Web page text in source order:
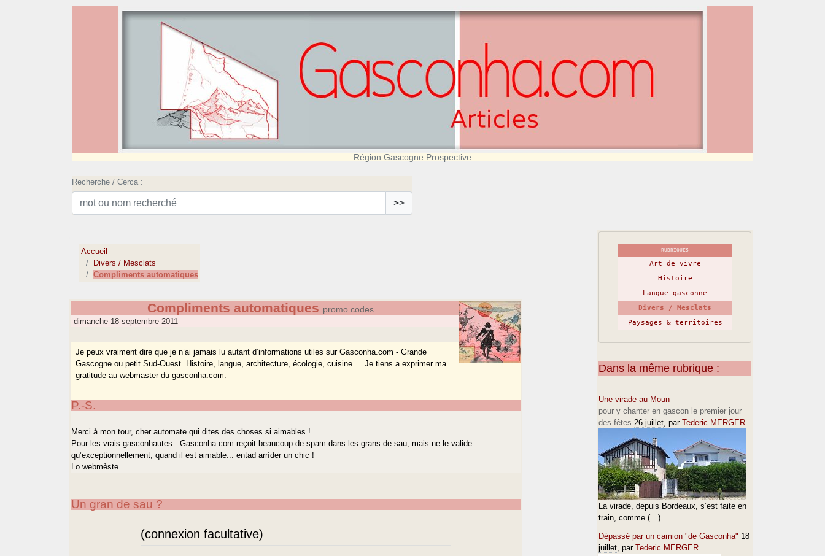
Région Gascogne Prospective
Recherche / Cerca :
>>
Accueil
Divers / Mesclats
Compliments automatiques
Compliments automatiques promo codes
dimanche 18 septembre 2011
Je peux vraiment dire que je n’ai jamais lu autant d’informations utiles sur Gasconha.com - Grande
Gascogne ou petit Sud-Ouest. Histoire, langue, architecture, écologie, cuisine.... Je tiens a exprimer ma
gratitude au webmaster du gasconha.com.
P.-S.
Merci à mon tour, cher automate qui dites des choses si aimables !
Pour les vrais gasconhautes : Gasconha.com reçoit beaucoup de spam dans les grans de sau, mais ne le valide
qu’exceptionnellement, quand il est aimable... entad arríder un chic !
Lo webmèste.
Un gran de sau ?
(connexion facultative)
RUBRIQUES
Art de vivre
Histoire
Langue gasconne
Divers / Mesclats
Paysages & territoires
Dans la même rubrique :
Une virade au Moun
pour y chanter en gascon le premier jour
des fêtes 26 juillet, par Tederic MERGER
La virade, depuis Bordeaux, s’est faite en
train, comme (…)
Dépassé par un camion "de Gasconha" 18
juillet, par Tederic MERGER